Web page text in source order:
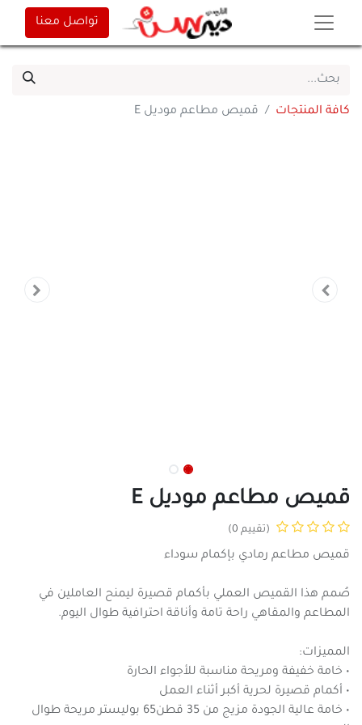
تواصل معنا
كافة المنتجات قميص مطاعم موديل E
قميص مطاعم موديل E
(تقييم 0)
قميص مطاعم رمادي بإكمام سوداء
صُمم هذا القميص العملي بأكمام قصيرة ليمنح العاملين في
المطاعم والمقاهي راحة تامة وأناقة احترافية طوال اليوم.
المميزات:
• خامة خفيفة ومريحة مناسبة للأجواء الحارة
• أكمام قصيرة لحرية أكبر أثناء العمل
• خامة عالية الجودة مزيج من 35 قطن65 بوليستر مريحة طوال